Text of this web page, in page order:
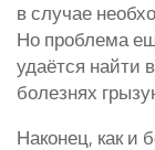
в случае
Но проблема
удаётся найти
болезнях
Наконец, как и